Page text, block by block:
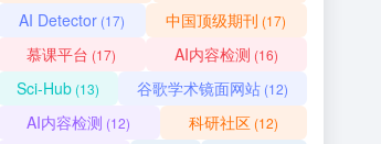
AI Detector(17) 中国顶级期刊 (17)
慕课平台 (17) AI内容检测 (16)
Sci-Hub (13) 谷歌学术镜面网站 (12)
AI内容检测 (12) 科研社区(12)